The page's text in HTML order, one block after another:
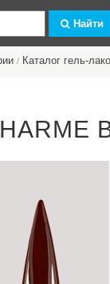
Найти
/ Каталог гель-